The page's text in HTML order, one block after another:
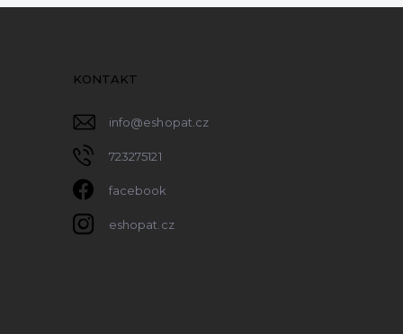
KONTAKT
info@eshopat.cz
723275121
facebook
eshopat.cz